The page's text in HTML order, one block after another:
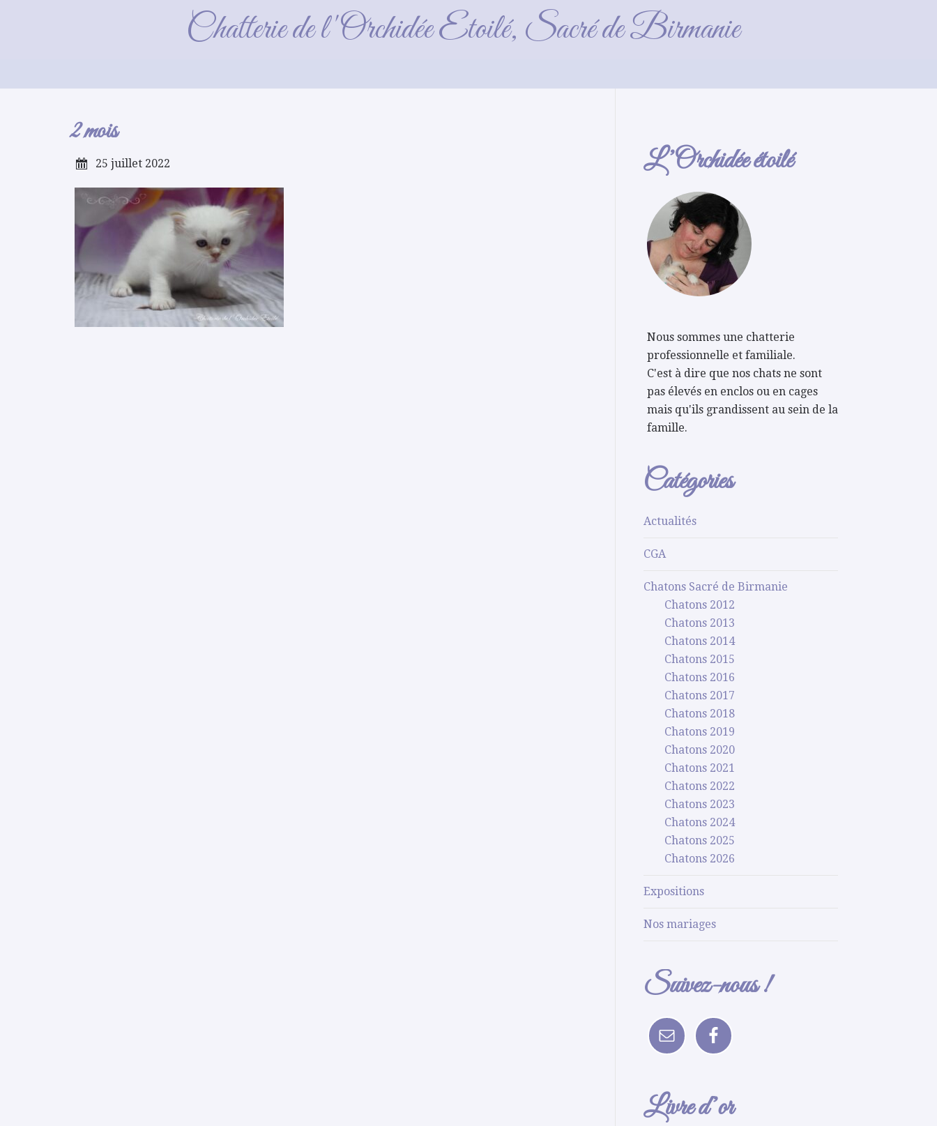
Chatterie de l'Orchidée Etoilé, Sacré de Birmanie
2 mois
2 mois
25 juillet 2022 L’Orchidée étoilé
Nous sommes une chatterie
professionnelle et familiale.
C'est à dire que nos chats ne sont
pas élevés en enclos ou en cages
mais qu'ils grandissent au sein de la
famille.
Catégories
Actualités
CGA
Chatons Sacré de Birmanie
Chatons 2012
Chatons 2013
Chatons 2014
Chatons 2015
Chatons 2016
Chatons 2017
Chatons 2018
Chatons 2019
Chatons 2020
Chatons 2021
Chatons 2022
Chatons 2023
Chatons 2024
Chatons 2025
Chatons 2026
Expositions
Nos mariages
Suivez-nous !
Livre d’or